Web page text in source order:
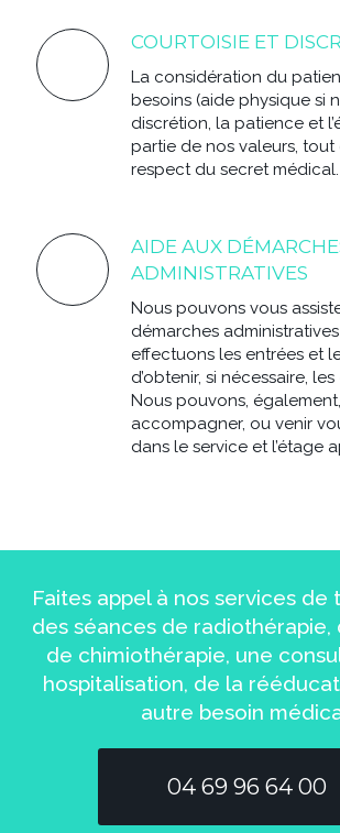
COURTOISIE ET
La considération du
besoins (aide physique si
discrétion, la patience et
partie de nos valeurs,
respect du secret médical.
AIDE AUX
ADMINISTRATIVES
Nous pouvons vous
démarches
effectuons les entrées et
d’obtenir, si nécessaire,
Nous pouvons,
accompagner, ou venir
dans le service et l’étage
Faites appel à nos services de
des séances de radiothérapie,
de chimiothérapie, une
hospitalisation, de la
autre besoin
04 69 96 64 00